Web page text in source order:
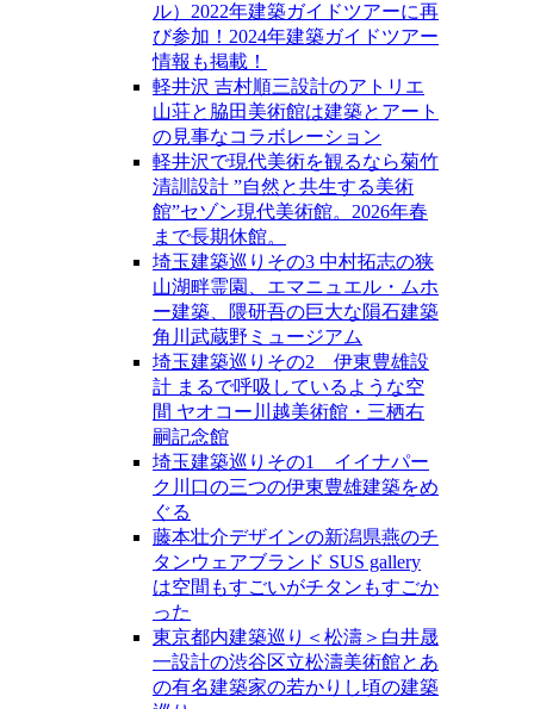
ル）2022年建築ガイドツアーに再
び参加！2024年建築ガイドツアー
情報も掲載！
軽井沢 吉村順三設計のアトリエ
山荘と脇田美術館は建築とアート
の見事なコラボレーション
軽井沢で現代美術を観るなら菊竹
清訓設計 ”自然と共生する美術
館”セゾン現代美術館。2026年春
まで長期休館。
埼玉建築巡りその3 中村拓志の狭
山湖畔霊園、エマニュエル・ムホ
ー建築、隈研吾の巨大な隕石建築
角川武蔵野ミュージアム
埼玉建築巡りその2 伊東豊雄設
計 まるで呼吸しているような空
間 ヤオコー川越美術館・三栖右
嗣記念館
埼玉建築巡りその1 イイナパー
ク川口の三つの伊東豊雄建築をめ
ぐる
藤本壮介デザインの新潟県燕のチ
タンウェアブランド SUS gallery
は空間もすごいがチタンもすごか
った
東京都内建築巡り＜松濤＞白井晟
一設計の渋谷区立松濤美術館とあ
の有名建築家の若かりし頃の建築